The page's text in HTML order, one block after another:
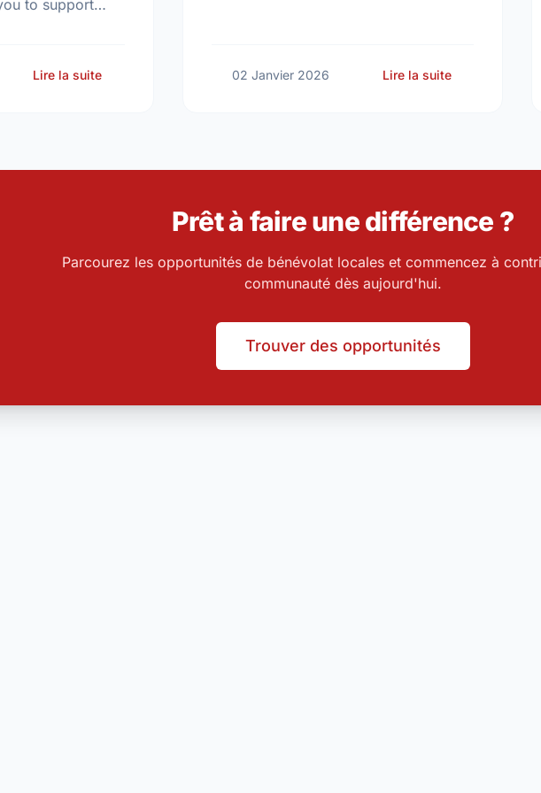
to support
Lire la suite sur Micro-Volunteering in Prince Edward Island: How to Make a Big
02 Janvier 2026 Lire la suite sur IVY
Prêt à faire une différence ?
Parcourez les opportunités de bénévolat locales et commencez à
communauté dès aujourd'hui.
Trouver des opportunités